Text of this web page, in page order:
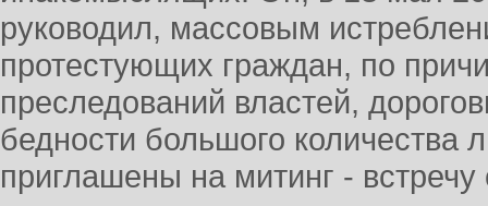
руководил, массовым
протестующих граждан, по
преследований властей,
бедности большого
приглашены на митинг -